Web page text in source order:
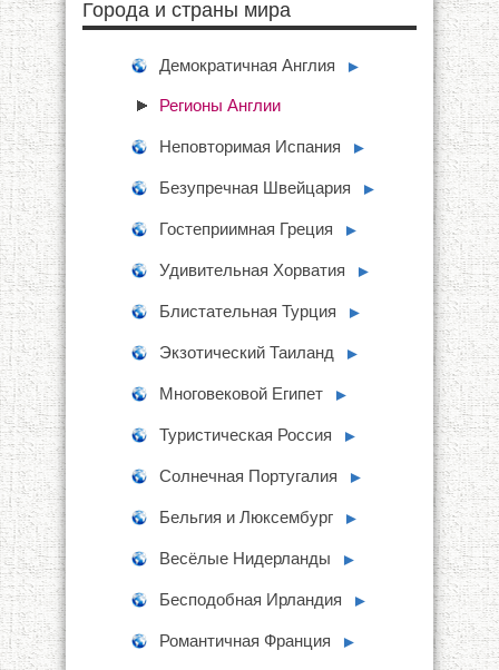
Города и страны мира
Демократичная Англия ►
Регионы Англии
Неповторимая Испания ►
Безупречная Швейцария ►
Гостеприимная Греция ►
Удивительная Хорватия ►
Блистательная Турция ►
Экзотический Таиланд ►
Многовековой Египет ►
Туристическая Россия ►
Солнечная Португалия ►
Бельгия и Люксембург ►
Весёлые Нидерланды ►
Бесподобная Ирландия ►
Романтичная Франция ►